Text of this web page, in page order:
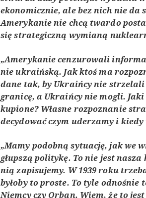
ekonomicznie, ale bez nich nie
Amerykanie nie chcą twardo
się strategiczną wymianą
„Amerykanie cenzurowali
nie ukraińską. Jak ktoś ma
dane tak, by Ukraińcy nie
granicę, a Ukraińcy nie mogli.
kupione? Własne rozpoznanie
decydować czym uderzamy i
„Mamy podobną sytuację, jak we
głupszą politykę. To nie jest
nią zapisujemy. W 1939 roku
byłoby to proste. To tyle
Niemcy czy Orban. Wiem, że to